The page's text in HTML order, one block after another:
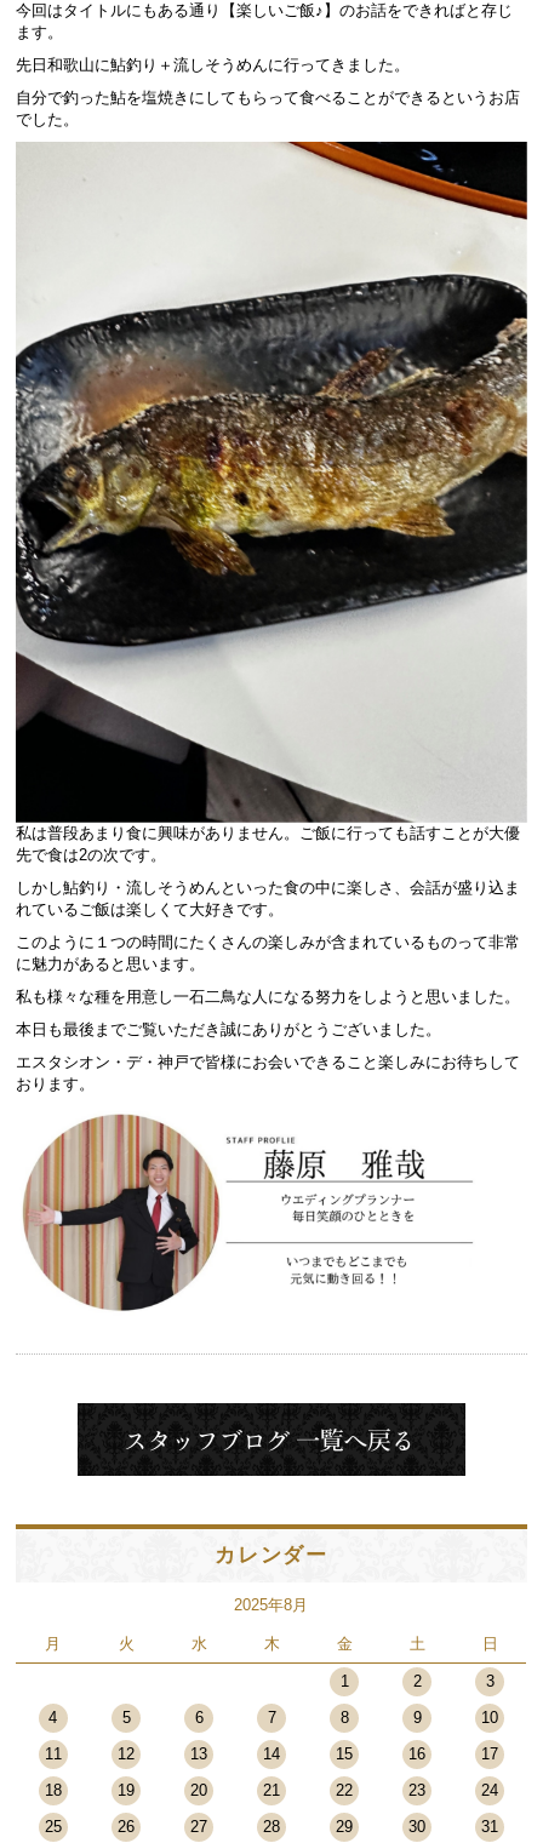
今回はタイトルにもある通り【楽しいご飯♪】のお話をできればと存じ
ます。
先日和歌山に鮎釣り＋流しそうめんに行ってきました。
自分で釣った鮎を塩焼きにしてもらって食べることができるというお店
でした。
私は普段あまり食に興味がありません。ご飯に行っても話すことが大優
先で食は2の次です。
しかし鮎釣り・流しそうめんといった食の中に楽しさ、会話が盛り込ま
れているご飯は楽しくて大好きです。
このように１つの時間にたくさんの楽しみが含まれているものって非常
に魅力があると思います。
私も様々な種を用意し一石二鳥な人になる努力をしようと思いました。
本日も最後までご覧いただき誠にありがとうございました。
エスタシオン・デ・神戸で皆様にお会いできること楽しみにお待ちして
おります。
カレンダー
2025年8月
月 火 水 木 金 土 日
1 2
3
4
5 6 7 8 9
10
11
12 13 14 15 16
17
18
19 20 21 22 23
24
25
26 27 28 29 30 31